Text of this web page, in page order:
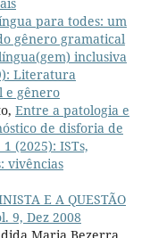
para todes: um
gênero gramatical
inclusiva
Literatura
e gênero
Entre a patologia e
de disforia de
(2025): ISTs,
vivências
E A QUESTÃO
9, Dez 2008